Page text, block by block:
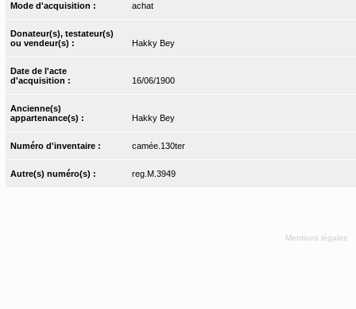
Mode d'acquisition : achat
Donateur(s), testateur(s)
ou vendeur(s) :
Hakky Bey
Date de l'acte
d'acquisition :
16/06/1900
Ancienne(s)
appartenance(s) :
Hakky Bey
Numéro d'inventaire : camée.130ter
Autre(s) numéro(s) : reg.M.3949
Mentions légales